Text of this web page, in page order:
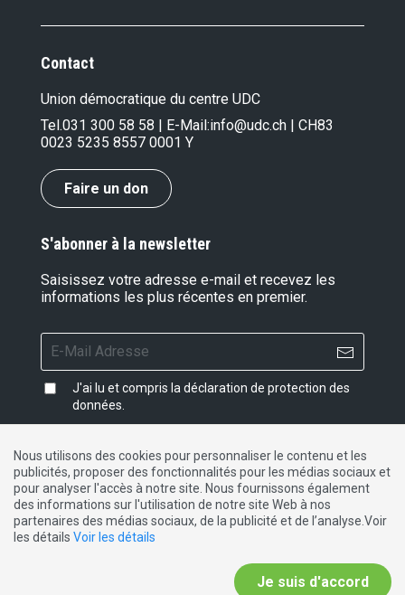
Contact
Union démocratique du centre UDC
Tel.031 300 58 58 | E-Mail:info@udc.ch | CH83
0023 5235 8557 0001 Y
Faire un don
S'abonner à la newsletter
Saisissez votre adresse e-mail et recevez les
informations les plus récentes en premier.
J'ai lu et compris la déclaration de protection des
données
Impressum| Protection des données|Contact
DE FR IT
Nous utilisons des cookies pour personnaliser le contenu et les
publicités, proposer des fonctionnalités pour les médias sociaux et
pour analyser l'accès à notre site. Nous fournissons également
des informations sur l'utilisation de notre site Web à nos
partenaires des médias sociaux, de la publicité et de l’analyse.Voir
les détails Voir les détails
Je suis d'accord